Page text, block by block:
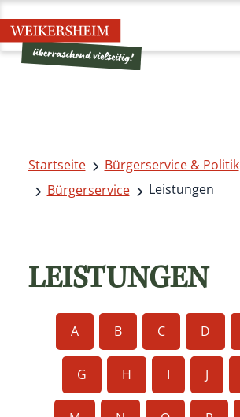
Startseite
Bürgerservice & Politik
Bürgerservice
Leistungen
LEISTUNGEN
A B C D
G H I J